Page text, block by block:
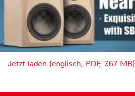
Jetzt laden (englisch, PDF, 7.67 MB)